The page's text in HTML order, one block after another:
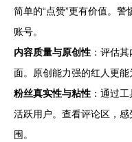
简单的“点赞”更有价值。
账号。
内容质量与原创性 ：评估
面。原创能力强的红人更能
粉丝真实性与粘性 ：通过
活跃用户。查看评论区，
围。